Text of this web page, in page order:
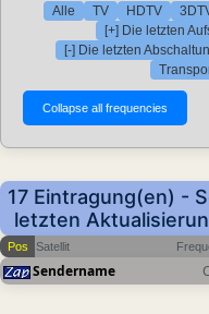
Alle TV HDTV
[+] Die letzten
[-] Die letzten
17 Eintragung(en) -
letzten
Pos Satellit
Sendername